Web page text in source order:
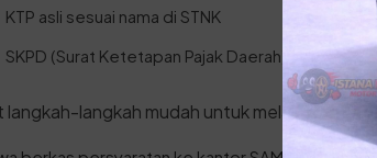
KTP asli sesuai nama di STNK
SKPD (Surat Ketetapan Pajak Daerah) asli
langkah-langkah mudah untuk melakukan